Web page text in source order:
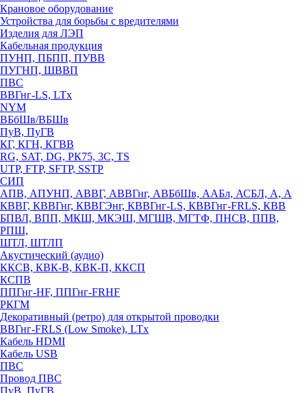
Крановое оборудование
Устройства для борьбы с вредителями
Изделия для ЛЭП
Кабельная продукция
ПУНП, ПБПП, ПУВВ
ПУГНП, ШВВП
ПВС
ВВГнг-LS, LTx
NYM
ВБбШв/ВБШв
ПуВ, ПуГВ
КГ, КГН, КГВВ
RG, SAT, DG, РК75, 3С, TS
UTP, FTP, SFTP, SSTP
СИП
АПВ, АПУНП, АВВГ, АВВГнг, АВБбШв, ААБл, АСБЛ, А, А
КВВГ, КВВГнг, КВВГЭнг, КВВГнг-LS, КВВГнг-FRLS, КВВ
БПВЛ, ВПП, МКШ, МКЭШ, МГШВ, МГТФ, ПНСВ, ППВ,
РПШ,
ШТЛ, ШТЛП
Акустический (аудио)
ККСВ, КВК-В, КВК-П, ККСП
КСПВ
ППГнг-HF, ППГнг-FRHF
РКГМ
Декоративный (ретро) для открытой проводки
ВВГнг-FRLS (Low Smoke), LTx
Кабель HDMI
Кабель USB
ПВС
Провод ПВС
ПуВ, ПуГВ